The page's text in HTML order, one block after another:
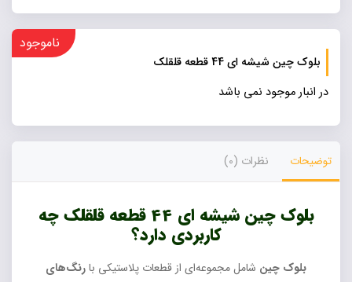
بلوک چین شیشه ای 44 قطعه قلقلک
ناموجود
در انبار موجود نمی باشد
توضیحات نظرات (0)
بلوک چین شیشه ای 44 قطعه قلقلک چه
کاربردی دارد؟
بلوک چین شامل مجموعه‌ای از قطعات پلاستیکی بارنگ‌های